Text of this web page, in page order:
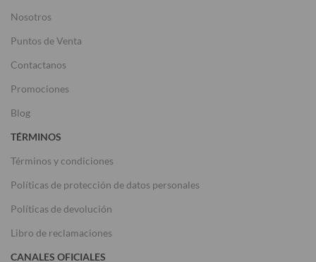
Nosotros
Puntos de Venta
Contactanos
Promociones
Blog
TÉRMINOS
Términos y condiciones
Políticas de protección de datos personales
Políticas de devolución
Libro de reclamaciones
CANALES OFICIALES